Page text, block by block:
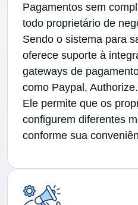
Pagamentos sem
todo proprietário de
Sendo o sistema para
oferece suporte à
gateways de
como Paypal,
Ele permite que os
configurem diferentes
conforme sua